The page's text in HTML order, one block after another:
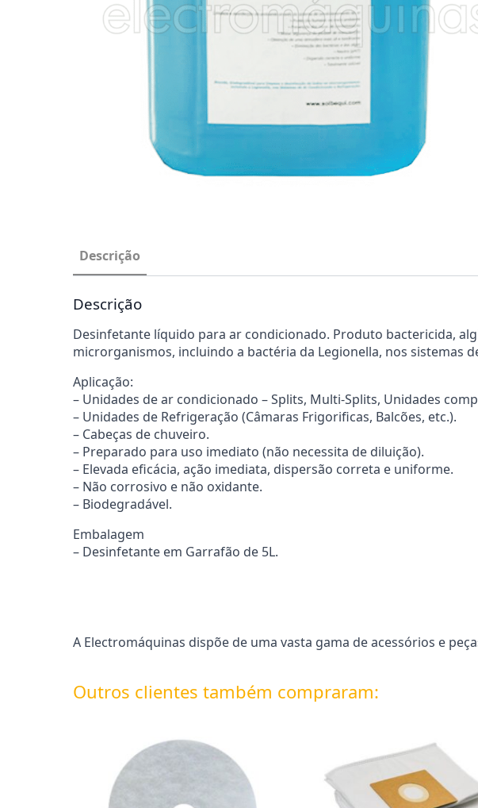
Descrição
Descrição
Desinfetante líquido para ar condicionado. Produto bactericida,
microrganismos, incluindo a bactéria da Legionella, nos sistemas
Aplicação:
– Unidades de ar condicionado – Splits, Multi-Splits, Unidades
– Unidades de Refrigeração (Câmaras Frigorificas, Balcões, etc.).
– Cabeças de chuveiro.
– Preparado para uso imediato (não necessita de diluição).
– Elevada eficácia, ação imediata, dispersão correta e uniforme.
– Não corrosivo e não oxidante.
– Biodegradável.
Embalagem
– Desinfetante em Garrafão de 5L.
A Electromáquinas dispõe de uma vasta gama de acessórios e
Outros clientes também compraram: